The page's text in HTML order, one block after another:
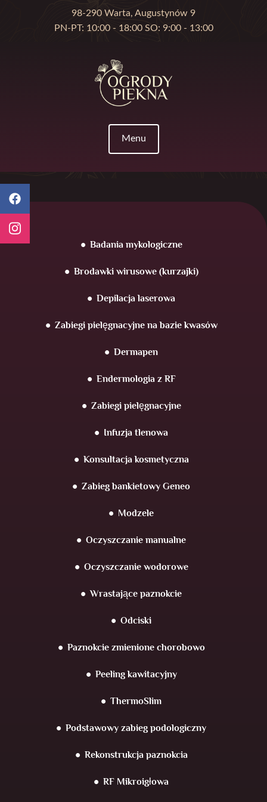
98-290 Warta, Augustynów 9
PN-PT: 10:00 - 18:00 SO: 9:00 - 13:00
Menu
Badania mykologiczne
Brodawki wirusowe (kurzajki)
Depilacja laserowa
Zabiegi pielęgnacyjne na bazie kwasów
Dermapen
Endermologia z RF
Zabiegi pielęgnacyjne
Infuzja tlenowa
Konsultacja kosmetyczna
Zabieg bankietowy Geneo
Modzele
Oczyszczanie manualne
Oczyszczanie wodorowe
Wrastające paznokcie
Odciski
Paznokcie zmienione chorobowo
Peeling kawitacyjny
ThermoSlim
Podstawowy zabieg podologiczny
Rekonstrukcja paznokcia
RF Mikroigłowa